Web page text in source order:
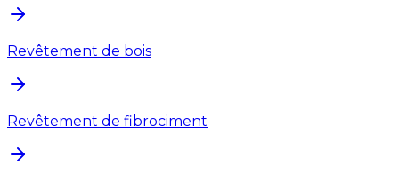
Revêtement de bois
Revêtement de fibrociment